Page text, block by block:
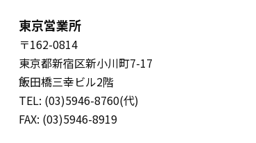
東京営業所
〒162-0814
東京都新宿区新小川町7-17
飯田橋三幸ビル2階
TEL: (03)5946-8760(代)
FAX: (03)5946-8919